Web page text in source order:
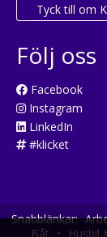
Tyck till om
Följ oss
Facebook
Instagram
LinkedIn
#klicket
Snabblänkar:
Båt • Husbil